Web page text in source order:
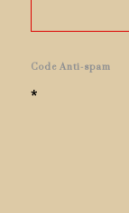
Code Anti-spam
*